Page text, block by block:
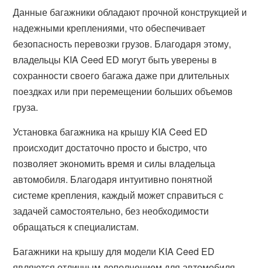
Данные багажники обладают прочной конструкцией и
надежными креплениями, что обеспечивает
безопасность перевозки грузов. Благодаря этому,
владельцы KIA Ceed ED могут быть уверены в
сохранности своего багажа даже при длительных
поездках или при перемещении больших объемов
груза.
Установка багажника на крышу KIA Ceed ED
происходит достаточно просто и быстро, что
позволяет экономить время и силы владельца
автомобиля. Благодаря интуитивно понятной
системе крепления, каждый может справиться с
задачей самостоятельно, без необходимости
обращаться к специалистам.
Багажники на крышу для модели KIA Ceed ED